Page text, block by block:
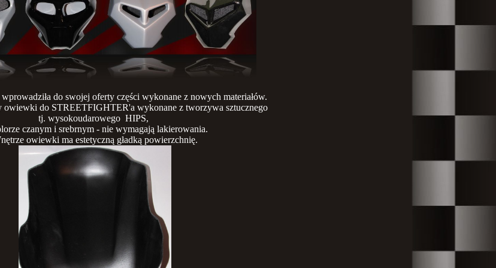
do swojej oferty części wykonane z nowych materiałów.
owiewki do STREETFIGHTER'a wykonane z tworzywa sztucznego
tj. wysokoudarowego HIPS,
czanym i srebrnym - nie wymagają lakierowania.
owiewki ma estetyczną gładką powierzchnię.